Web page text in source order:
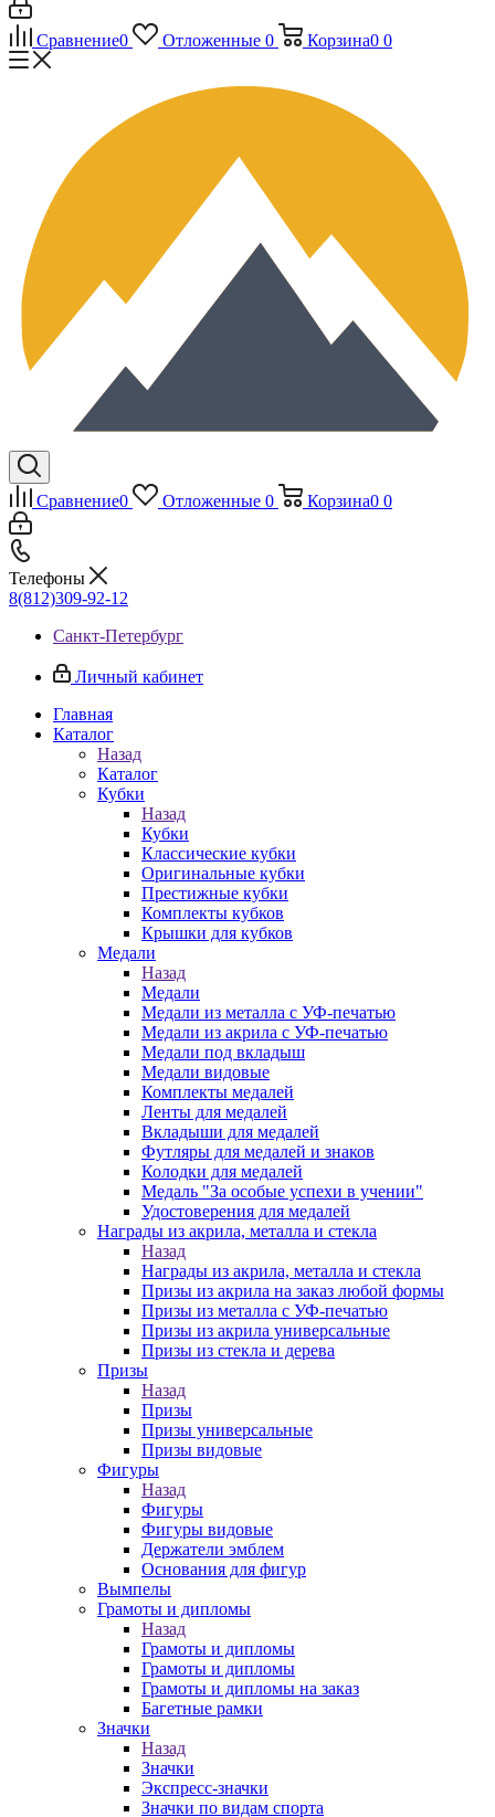
Сравнение0 Отложенные 0 Корзина0 0
Сравнение0 Отложенные 0 Корзина0 0
Телефоны
8(812)309-92-12
Санкт-Петербург
Личный кабинет
Главная
Каталог
Назад
Каталог
Кубки
Назад
Кубки
Классические кубки
Оригинальные кубки
Престижные кубки
Комплекты кубков
Крышки для кубков
Медали
Назад
Медали
Медали из металла с УФ-печатью
Медали из акрила с УФ-печатью
Медали под вкладыш
Медали видовые
Комплекты медалей
Ленты для медалей
Вкладыши для медалей
Футляры для медалей и знаков
Колодки для медалей
Медаль "За особые успехи в учении"
Удостоверения для медалей
Награды из акрила, металла и стекла
Назад
Награды из акрила, металла и стекла
Призы из акрила на заказ любой формы
Призы из металла с УФ-печатью
Призы из акрила универсальные
Призы из стекла и дерева
Призы
Назад
Призы
Призы универсальные
Призы видовые
Фигуры
Назад
Фигуры
Фигуры видовые
Держатели эмблем
Основания для фигур
Вымпелы
Грамоты и дипломы
Назад
Грамоты и дипломы
Грамоты и дипломы
Грамоты и дипломы на заказ
Багетные рамки
Значки
Назад
Значки
Экспресс-значки
Значки по видам спорта